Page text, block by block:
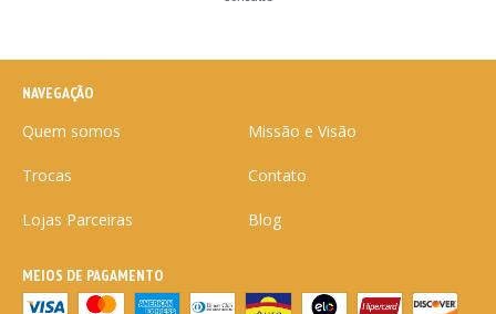
NAVEGAÇÃO
Quem somos Missão e Visão
Trocas Contato
Lojas Parceiras Blog
MEIOS DE PAGAMENTO